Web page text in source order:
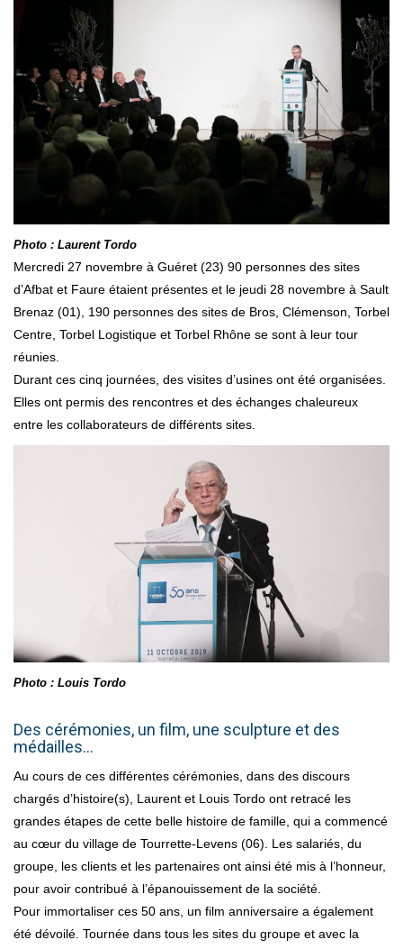
Photo : Laurent Tordo
Mercredi 27 novembre à Guéret (23) 90 personnes des sites
d’Afbat et Faure étaient présentes et le jeudi 28 novembre à Sault
Brenaz (01), 190 personnes des sites de Bros, Clémenson, Torbel
Centre, Torbel Logistique et Torbel Rhône se sont à leur tour
réunies.
Durant ces cinq journées, des visites d’usines ont été organisées.
Elles ont permis des rencontres et des échanges chaleureux
entre les collaborateurs de différents sites.
Photo : Louis Tordo
Des cérémonies, un film, une sculpture et des
médailles…
Au cours de ces différentes cérémonies, dans des discours
chargés d’histoire(s), Laurent et Louis Tordo ont retracé les
grandes étapes de cette belle histoire de famille, qui a commencé
au cœur du village de Tourrette-Levens (06). Les salariés, du
groupe, les clients et les partenaires ont ainsi été mis à l’honneur,
pour avoir contribué à l’épanouissement de la société.
Pour immortaliser ces 50 ans, un film anniversaire a également
été dévoilé. Tournée dans tous les sites du groupe et avec la